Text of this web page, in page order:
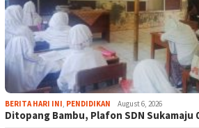
BERITA HARI INI PENDIDIKAN August 6, 2026
Ditopang Bambu, Plafon SDN Sukamaju